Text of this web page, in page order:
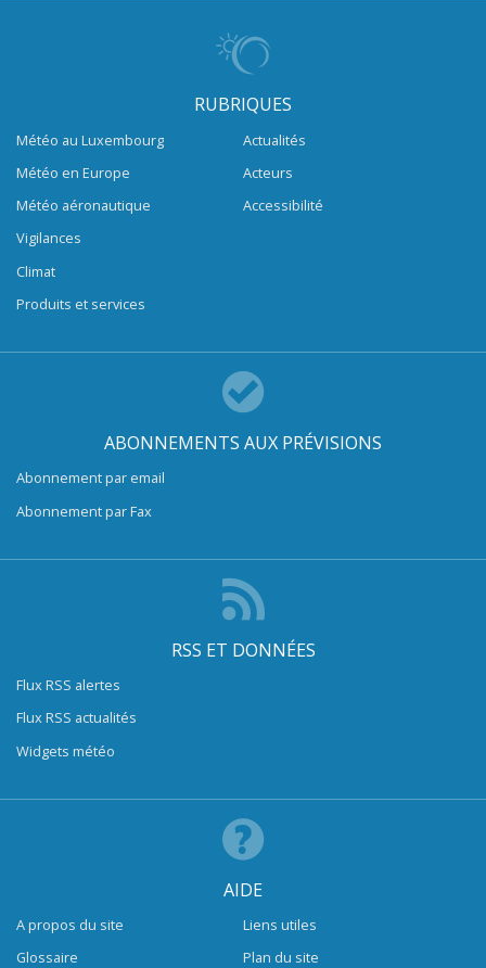
RUBRIQUES
Météo au Luxembourg
Météo en Europe
Météo aéronautique
Vigilances
Climat
Produits et services
Actualités
Acteurs
Accessibilité
ABONNEMENTS AUX PRÉVISIONS
Abonnement par email
Abonnement par Fax
RSS ET DONNÉES
Flux RSS alertes
Flux RSS actualités
Widgets météo
AIDE
A propos du site
Glossaire
Liens utiles
Plan du site